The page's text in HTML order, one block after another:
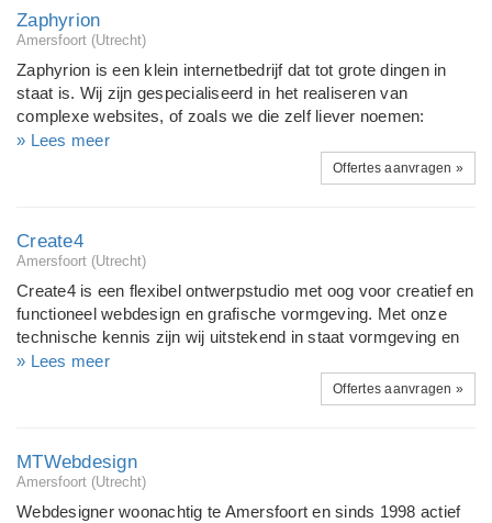
je zo op www.deoudeschakelaar.nl Tot zo!
Zaphyrion
Amersfoort (Utrecht)
Zaphyrion is een klein internetbedrijf dat tot grote dingen in
staat is. Wij zijn gespecialiseerd in het realiseren van
complexe websites, of zoals we die zelf liever noemen:
webapplicaties. Maar ook voor het maken van een
eenvoudige, doch professionele en goed vindbare website
bent u bij ons aan het juiste adres. Wij voeren uw opdracht uit
als u het bent. Ook na oplevering kunt u op ons rekenen.
» Lees meer
Offertes aanvragen »
Create4
Amersfoort (Utrecht)
Create4 is een flexibel ontwerpstudio met oog voor creatief en
functioneel webdesign en grafische vormgeving. Met onze
technische kennis zijn wij uitstekend in staat vormgeving en
techniek op de juiste manier voor uw website te combineren.
En door onze jarenlange ervaring in de grafische industrie
bent u bij Create4 ook aan het juiste adres voor uw
» Lees meer
Offertes aanvragen »
MTWebdesign
Amersfoort (Utrecht)
Webdesigner woonachtig te Amersfoort en sinds 1998 actief